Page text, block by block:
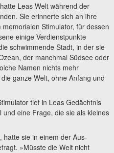
Leas Welt während der
Sie erinnerte sich an ihre
Stimulator, für dessen
einige Verdienstpunkte
schwimmende Stadt, in der sie
der manchmal Südsee oder
Namen nichts mehr
ganze Welt, ohne Anfang und
tief in Leas Gedächtnis
eine Frage, die sie als kleines
hatte sie in einem der Aus-
»Müsste die Welt nicht